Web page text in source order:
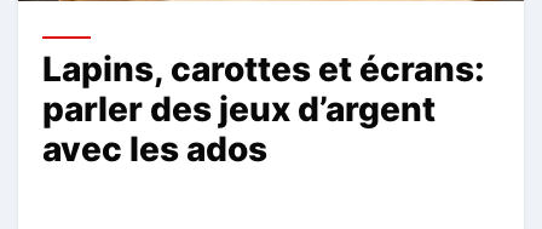
Lapins, carottes et écrans:
parler des jeux d’argent
avec les ados